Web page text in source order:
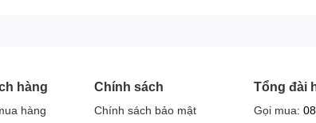
hàng
hàng
Chính sách
Chính sách bảo mật
Tổng đài
Gọi mua: